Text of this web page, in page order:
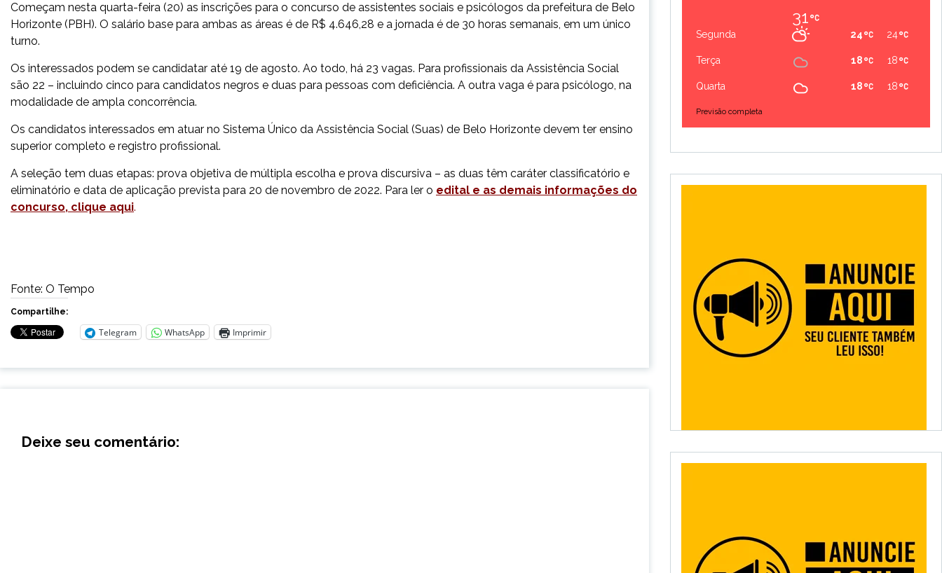
Começam nesta quarta-feira (20) as inscrições para o concurso de assistentes sociais e psicólogos da prefeitura de Belo
Horizonte (PBH). O salário base para ambas as áreas é de R$ 4.646,28 e a jornada é de 30 horas semanais, em um único
turno.
Os interessados podem se candidatar até 19 de agosto. Ao todo, há 23 vagas. Para profissionais da Assistência Social
são 22 – incluindo cinco para candidatos negros e duas para pessoas com deficiência. A outra vaga é para psicólogo, na
modalidade de ampla concorrência.
Os candidatos interessados em atuar no Sistema Único da Assistência Social (Suas) de Belo Horizonte devem ter ensino
superior completo e registro profissional.
A seleção tem duas etapas: prova objetiva de múltipla escolha e prova discursiva – as duas têm caráter classificatório e
eliminatório e data de aplicação prevista para 20 de novembro de 2022. Para ler o edital e as demais informações do
concurso, clique aqui.
Fonte: O Tempo
Compartilhe:
Telegram WhatsApp Imprimir
Deixe seu comentário:
31
Segunda 24
24
Terça 18
18
Quarta 18
18
Previsão completa